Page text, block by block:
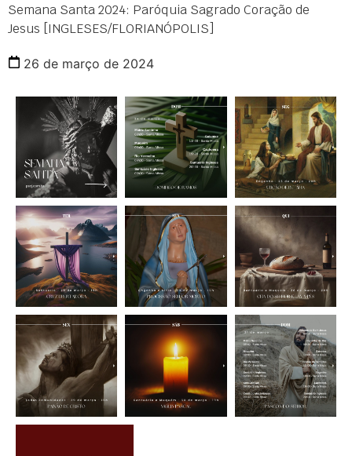
Semana Santa 2024: Paróquia Sagrado Coração de
Jesus [INGLESES/FLORIANÓPOLIS]
26 de março de 2024